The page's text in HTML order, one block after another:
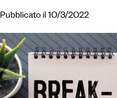
Pubblicato il 10/3/2022